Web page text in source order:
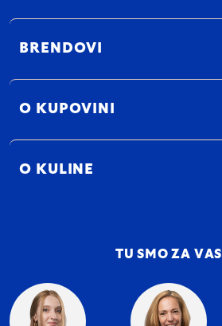
BRENDOVI
O KUPOVINI
O KULINE
TU SMO ZA VAS